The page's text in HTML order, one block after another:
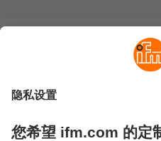
地点 (EN)
易福门电子(上海)有限公司